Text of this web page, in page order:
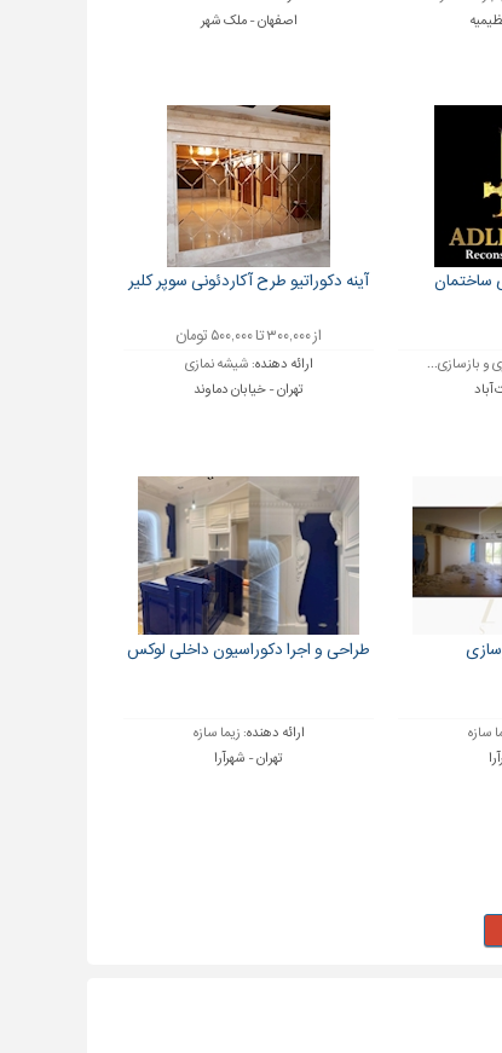
اصفهان - ملک شهر
ساختمان
و بازسازی...
آباد
آینه دکوراتیو طرح آکاردئونی سوپر کلیر
از ۳۰۰,۰۰۰ تا ۵۰۰,۰۰۰ تومان
ارائه دهنده: شیشه نمازی
تهران - خیابان دماوند
سازه
طراحی و اجرا دکوراسیون داخلی لوکس
ارائه دهنده: زیما سازه
تهران - شهرآرا